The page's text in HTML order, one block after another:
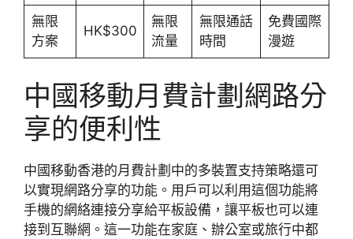
無限
方案
HK$300
無限
流量
無限通話
時間
免費國際
漫遊
中國移動月費計劃網路分
享的便利性
中國移動香港的月費計劃中的多裝置支持策略還可
以實現網路分享的功能。用戶可以利用這個功能將
手機的網絡連接分享給平板設備，讓平板也可以連
接到互聯網。這一功能在家庭、辦公室或旅行中都